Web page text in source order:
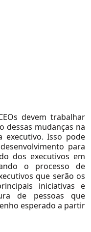
devem trabalhar
dessas mudanças na
executivo. Isso pode
para
dos executivos em
o processo de
que serão os
iniciativas e
de pessoas que
esperado a partir